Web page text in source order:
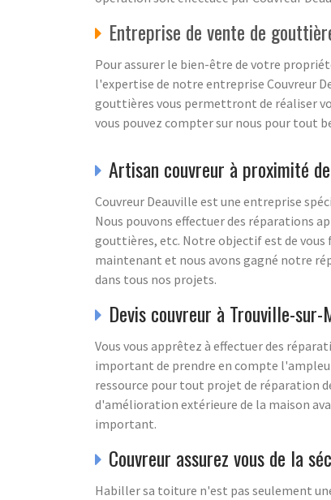
Entreprise de vente de
Pour assurer le bien-être de votre
l'expertise de notre entreprise Couvreur
gouttières vous permettront de réaliser
vous pouvez compter sur nous pour tout
Artisan couvreur à proximité
Couvreur Deauville est une entreprise
Nous pouvons effectuer des réparations
gouttières, etc. Notre objectif est de vous
maintenant et nous avons gagné notre
dans tous nos projets.
Devis couvreur à Trouville-sur-
Vous vous apprêtez à effectuer des
important de prendre en compte
ressource pour tout projet de réparation
d'amélioration extérieure de la maison
important.
Couvreur assurez vous de la
Habiller sa toiture n'est pas seulement